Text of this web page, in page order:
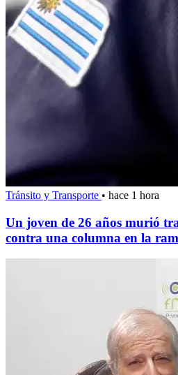
Tránsito y Transporte • hace 1 hora
Un joven de 26 años murió
contra una columna en la